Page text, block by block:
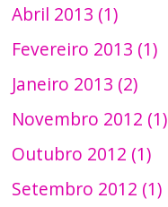
Abril 2013 (1)
Fevereiro 2013 (1)
Janeiro 2013 (2)
Novembro 2012 (1)
Outubro 2012 (1)
Setembro 2012 (1)